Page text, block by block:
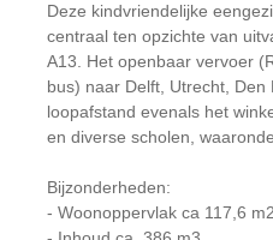
Deze kindvriendelijke
centraal ten opzichte van
A13. Het openbaar vervoer
bus) naar Delft, Utrecht,
loopafstand evenals het
en diverse scholen,
Bijzonderheden:
- Woonoppervlak ca 117,6 m2.